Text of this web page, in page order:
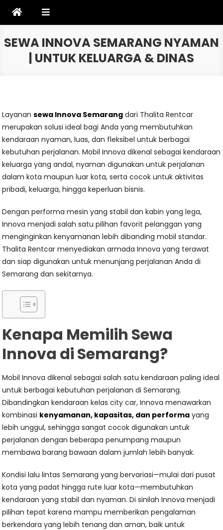
SEWA INNOVA SEMARANG NYAMAN
| UNTUK KELUARGA & DINAS
Layanansewa Innova Semarang dari Thalita Rentcar
merupakan solusi ideal bagi Anda yang membutuhkan
kendaraan nyaman, luas, dan fleksibel untuk berbagai
kebutuhan perjalanan. Mobil Innova dikenal sebagai kendaraan
keluarga yang andal, nyaman digunakan untuk perjalanan
dalam kota maupun luar kota, serta cocok untuk aktivitas
pribadi, keluarga, hingga keperluan bisnis.
Dengan performa mesin yang stabil dan kabin yang lega,
Innova menjadi salah satu pilihan favorit pelanggan yang
menginginkan kenyamanan lebih dibanding mobil standar.
Thalita Rentcar menyediakan armada Innova yang terawat
dan siap digunakan untuk menunjang perjalanan Anda di
Semarang dan sekitarnya.
Kenapa Memilih Sewa
Innova di Semarang?
Mobil Innova dikenal sebagai salah satu kendaraan paling ideal
untuk berbagai kebutuhan perjalanan di Semarang.
Dibandingkan kendaraan kelas city car, Innova menawarkan
kombinasi kenyamanan, kapasitas, dan performa yang
lebih unggul, sehingga sangat cocok digunakan untuk
perjalanan dengan beberapa penumpang maupun
membawa barang bawaan dalam jumlah lebih banyak.
Kondisi lalu lintas Semarang yang bervariasi—mulai dari pusat
kota yang padat hingga rute luar kota—membutuhkan
kendaraan yang stabil dan nyaman. Di sinilah Innova menjadi
pilihan tepat karena mampu memberikan pengalaman
berkendara yang lebih tenang dan aman, baik untuk